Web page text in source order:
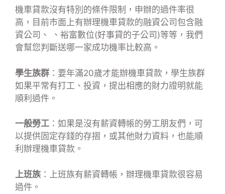
機車貸款沒有特別的條件限制，申辦的過件率很
高，目前市面上有辦理機車貸款的融資公司包含融
資公司、 、裕富數位(好事貸的子公司)等等，我們
會幫您判斷送哪一家成功機率比較高。
學生族群 ：要年滿20歲才能辦機車貸款，學生族群
如果平常有打工、投資，提出相應的財力證明就能
順利過件。
一般勞工 ：如果是沒有薪資轉帳的勞工朋友們，可
以提供固定存錢的存摺，或其他財力資料，也能順
利辦理機車貸款。
上班族 ：上班族有薪資轉帳，辦理機車貸款很容易
過件。